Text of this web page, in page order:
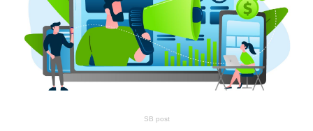
SB post